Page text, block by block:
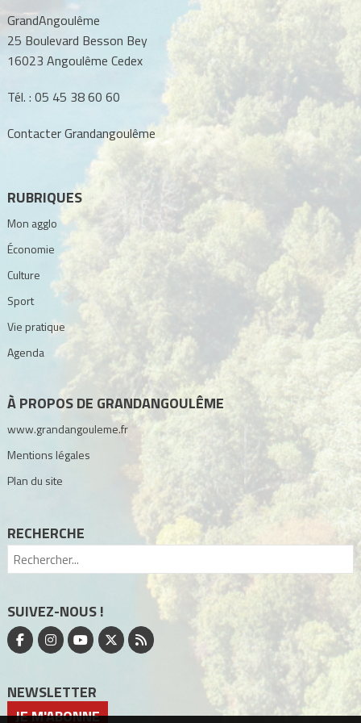
GrandAngoulême
25 Boulevard Besson Bey
16023 Angoulême Cedex
Tél. : 05 45 38 60 60
Contacter Grandangoulême
RUBRIQUES
Mon agglo
Économie
Culture
Sport
Vie pratique
Agenda
À PROPOS DE GRANDANGOULÊME
www.grandangouleme.fr
Mentions légales
Plan du site
RECHERCHE
SUIVEZ-NOUS !
NEWSLETTER
JE M'ABONNE